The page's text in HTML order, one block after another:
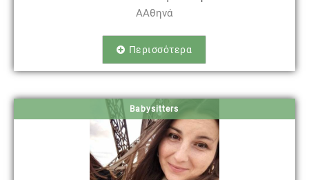
AΑθηνά
Περισσότερα
Babysitters